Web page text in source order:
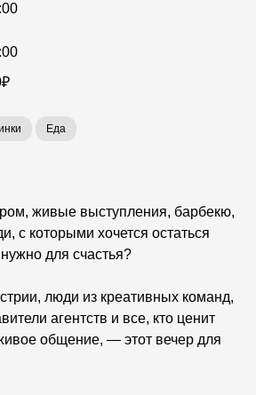
Еда
живые выступления, барбекю,
с которыми хочется остаться
для счастья?
люди из креативных команд,
агентств и все, кто ценит
общение, — этот вечер для